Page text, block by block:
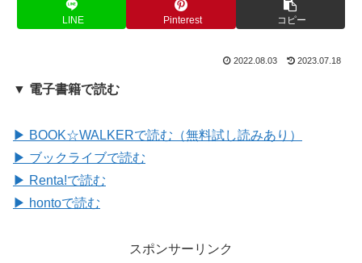
LINE Pinterest コピー
2022.08.03 2023.07.18
▼ 電子書籍で読む
▶ BOOK☆WALKERで読む（無料試し読みあり）
▶ ブックライブで読む
▶ Renta!で読む
▶ hontoで読む
スポンサーリンク